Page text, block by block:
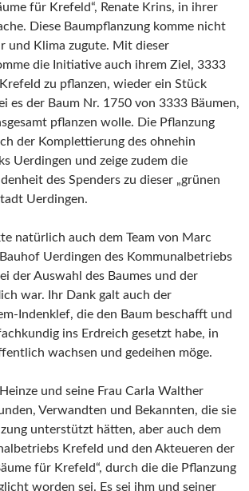
für Krefeld“, Renate Krins, in ihrer
Diese Baumpflanzung komme nicht
und Klima zugute. Mit dieser
die Initiative auch ihrem Ziel, 3333
zu pflanzen, wieder ein Stück
es der Baum Nr. 1750 von 3333 Bäumen,
pflanzen wolle. Die Pflanzung
der Komplettierung des ohnehin
Uerdingen und zeige zudem die
des Spenders zu dieser „grünen
Uerdingen.
natürlich auch dem Team von Marc
Uerdingen des Kommunalbetriebs
der Auswahl des Baumes und der
war. Ihr Dank galt auch der
Indenklef, die den Baum beschafft und
ins Erdreich gesetzt habe, in
wachsen und gedeihen möge.
und seine Frau Carla Walther
Verwandten und Bekannten, die sie
unterstützt hätten, aber auch dem
Krefeld und den Akteueren der
für Krefeld“, durch die die Pflanzung
worden sei. Es sei ihm und seiner